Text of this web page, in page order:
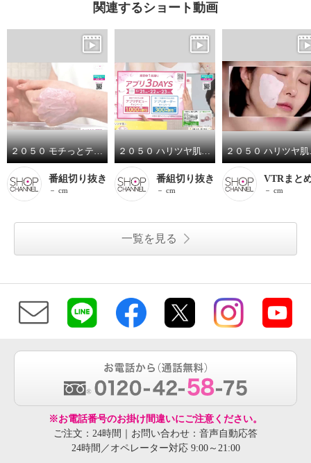
関連するショート動画
２０５０ モチっとテクスチャーから クリーミーな濃密泡に変化 洗顔しながらハリツヤ保湿 ピンクモチクレンジング デビュー２個セット
番組切り抜き
－ cm
２０５０ ハリツヤ肌へ導く プレミアムナノシート ＧＦ５袋（計５枚）＆ プレミアムナノシート ＧＣ５袋（計１０枚）＆ ブースターセラムミスト ヘアバンド付特別セット
番組切り抜き
－ cm
２０５０ ハリツヤ肌へ導
VTRまと
－ cm
一覧を見る
※お電話番号のお掛け間違いにご注意ください。
ご注文：24時間｜お問い合わせ：音声自動応答
24時間／オペレーター対応 9:00～21:00